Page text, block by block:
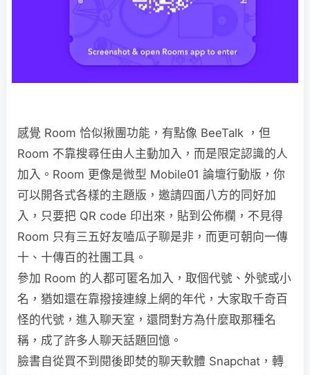
感覺 Room 恰似揪團功能，有點像 BeeTalk ，但
Room 不靠搜尋任由人主動加入，而是限定認識的人
加入。Room 更像是微型 Mobile01 論壇行動版，你
可以開各式各樣的主題版，邀請四面八方的同好加
入，只要把 QR code 印出來，貼到公佈欄，不見得
Room 只有三五好友嗑瓜子聊是非，而更可朝向一傳
十、十傳百的社團工具。
參加 Room 的人都可匿名加入，取個代號、外號或小
名，猶如還在靠撥接連線上網的年代，大家取千奇百
怪的代號，進入聊天室，還問對方為什麼取那種名
稱，成了許多人聊天話題回憶。
臉書自從買不到閱後即焚的聊天軟體 Snapchat，轉